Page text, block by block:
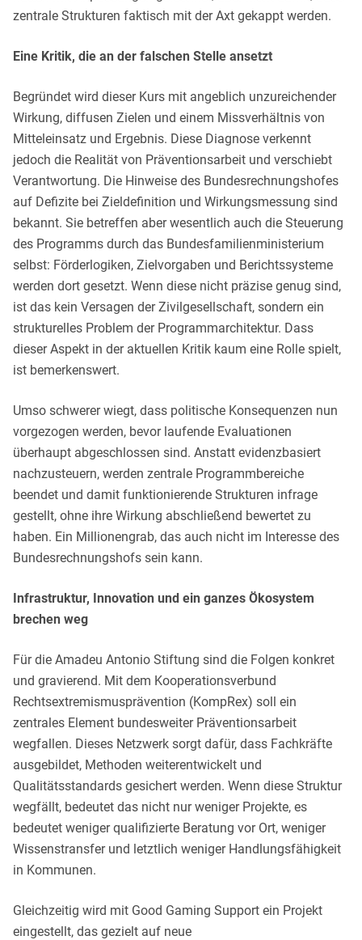
zentrale Strukturen faktisch mit der Axt gekappt werden.
Eine Kritik, die an der falschen Stelle ansetzt
Begründet wird dieser Kurs mit angeblich unzureichender
Wirkung, diffusen Zielen und einem Missverhältnis von
Mitteleinsatz und Ergebnis. Diese Diagnose verkennt
jedoch die Realität von Präventionsarbeit und verschiebt
Verantwortung. Die Hinweise des Bundesrechnungshofes
auf Defizite bei Zieldefinition und Wirkungsmessung sind
bekannt. Sie betreffen aber wesentlich auch die Steuerung
des Programms durch das Bundesfamilienministerium
selbst: Förderlogiken, Zielvorgaben und Berichtssysteme
werden dort gesetzt. Wenn diese nicht präzise genug sind,
ist das kein Versagen der Zivilgesellschaft, sondern ein
strukturelles Problem der Programmarchitektur. Dass
dieser Aspekt in der aktuellen Kritik kaum eine Rolle spielt,
ist bemerkenswert.
Umso schwerer wiegt, dass politische Konsequenzen nun
vorgezogen werden, bevor laufende Evaluationen
überhaupt abgeschlossen sind. Anstatt evidenzbasiert
nachzusteuern, werden zentrale Programmbereiche
beendet und damit funktionierende Strukturen infrage
gestellt, ohne ihre Wirkung abschließend bewertet zu
haben. Ein Millionengrab, das auch nicht im Interesse des
Bundesrechnungshofs sein kann.
Infrastruktur, Innovation und ein ganzes Ökosystem
brechen weg
Für die Amadeu Antonio Stiftung sind die Folgen konkret
und gravierend. Mit dem Kooperationsverbund
Rechtsextremismusprävention (KompRex) soll ein
zentrales Element bundesweiter Präventionsarbeit
wegfallen. Dieses Netzwerk sorgt dafür, dass Fachkräfte
ausgebildet, Methoden weiterentwickelt und
Qualitätsstandards gesichert werden. Wenn diese Struktur
wegfällt, bedeutet das nicht nur weniger Projekte, es
bedeutet weniger qualifizierte Beratung vor Ort, weniger
Wissenstransfer und letztlich weniger Handlungsfähigkeit
in Kommunen.
Gleichzeitig wird mit Good Gaming Support ein Projekt
eingestellt, das gezielt auf neue